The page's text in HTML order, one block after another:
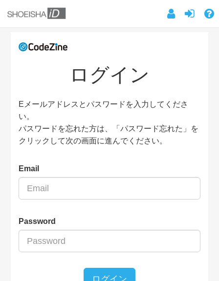
ログイン
Eメールアドレスとパスワードを入力してくださ
い。
パスワードを忘れた方は、「パスワード忘れた」を
クリックして次の画面に進んでください。
Email
Password
ログイン